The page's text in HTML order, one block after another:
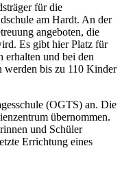
für die
am Hardt. An der
angeboten, die
Es gibt hier Platz für
erhalten und bei den
werden bis zu 110 Kinder
(OGTS) an. Die
übernommen.
und Schüler
Errichtung eines